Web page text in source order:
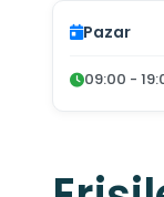
Pazar
09:00 -